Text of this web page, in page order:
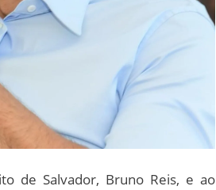
de Salvador, Bruno Reis, e ao